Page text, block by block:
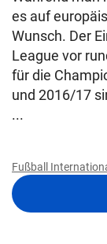
es auf
Wunsch. Der
League vor
für die
und 2016/17
...
Fußball